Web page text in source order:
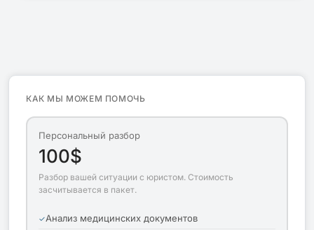
КАК МЫ МОЖЕМ ПОМОЧЬ
Персональный разбор
100$
Разбор вашей ситуации с юристом. Стоимость
засчитывается в пакет.
Анализ медицинских документов